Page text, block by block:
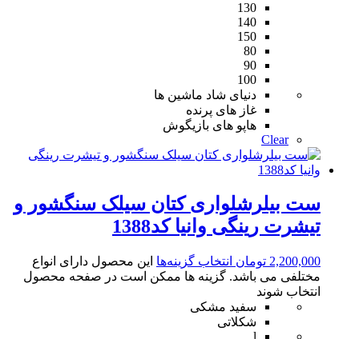
130
140
150
80
90
100
دنیای شاد ماشین ها
غاز های پرنده
هاپو های بازیگوش
Clear
ست بیلرشلواری کتان سیلک سنگشور و
تیشرت رینگی وانیا کد1388
2,200,000 تومان انتخاب گزینه‌ها این محصول دارای انواع
مختلفی می باشد. گزینه ها ممکن است در صفحه محصول
انتخاب شوند
سفید مشکی
شکلاتی